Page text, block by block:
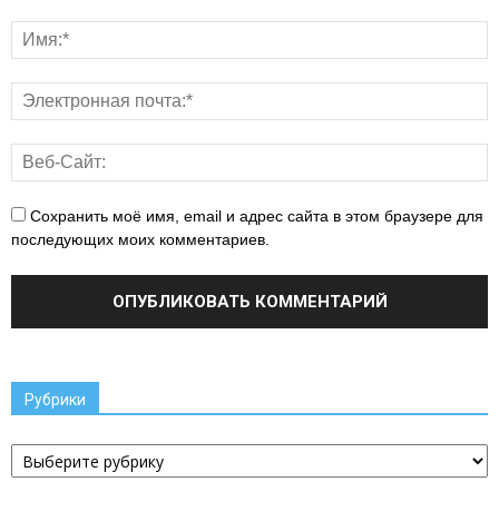
Сохранить моё имя, email и адрес сайта в этом браузере для
последующих моих комментариев.
Рубрики
Рубрики